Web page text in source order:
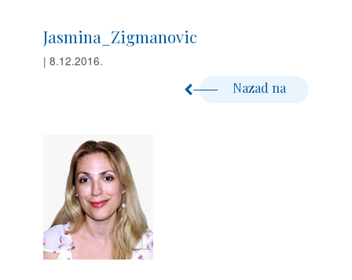
Jasmina_Zigmanovic
| 8.12.2016.
Nazad na